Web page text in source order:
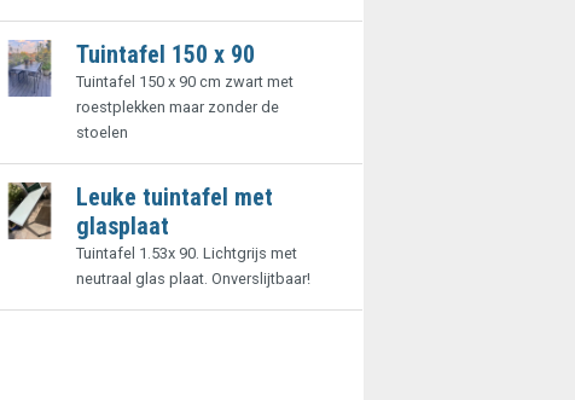
Tuintafel 150 x 90
Tuintafel 150 x 90 cm zwart met
roestplekken maar zonder de
stoelen
Leuke tuintafel met
glasplaat
Tuintafel 1.53x 90. Lichtgrijs met
neutraal glas plaat. Onverslijtbaar!